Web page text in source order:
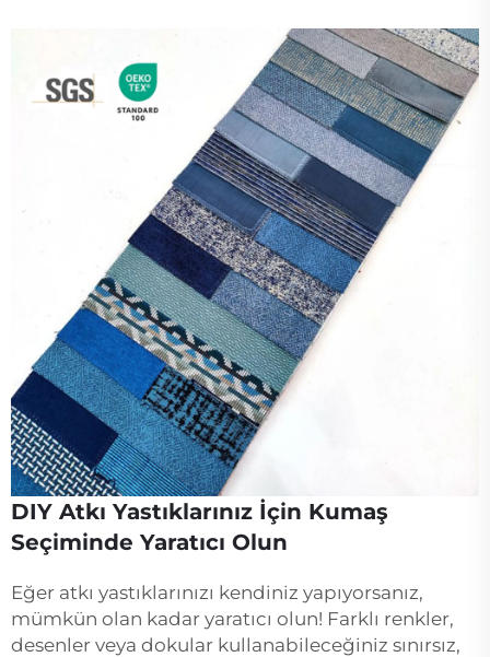
DIY Atkı Yastıklarınız İçin Kumaş
Seçiminde Yaratıcı Olun
Eğer atkı yastıklarınızı kendiniz yapıyorsanız,
mümkün olan kadar yaratıcı olun! Farklı renkler,
desenler veya dokular kullanabileceğiniz sınırsız,